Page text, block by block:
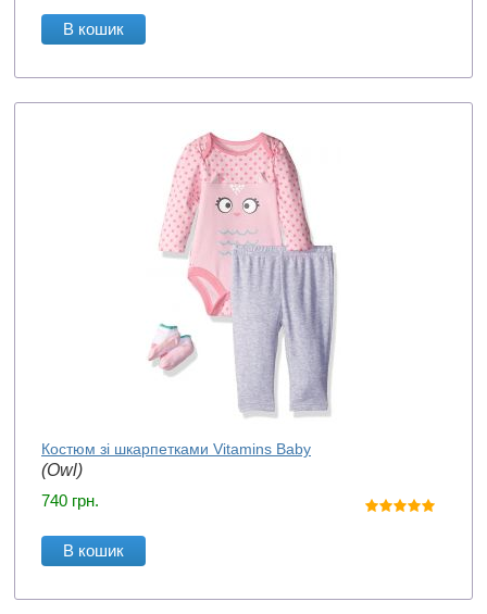
В кошик
Костюм зі шкарпетками Vitamins Baby
(Owl)
740 грн.
В кошик